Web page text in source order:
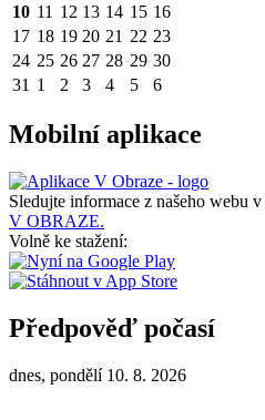
10 11 12 13 14 15 16
17 18 19 20 21 22 23
24 25 26 27 28 29 30
31 1 2 3 4 5 6
Mobilní aplikace
Sledujte informace z našeho webu v
V OBRAZE.
Volně ke stažení:
Předpověď počasí
dnes, pondělí 10. 8. 2026